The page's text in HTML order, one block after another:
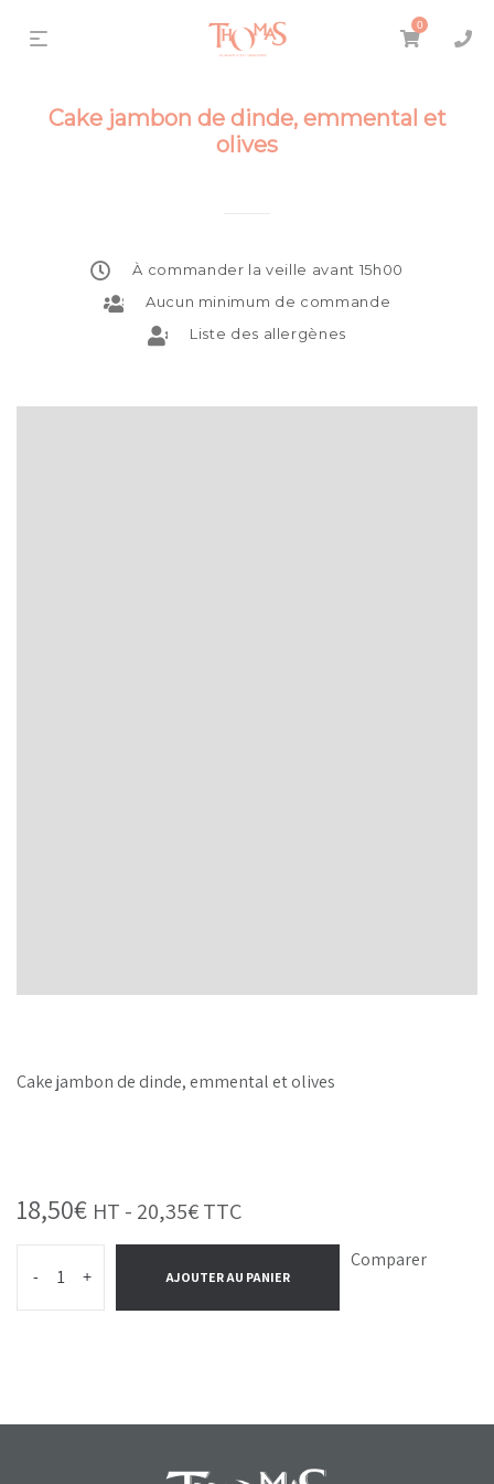
0
Cake jambon de dinde, emmental et
olives
À commander la veille avant 15h00
Aucun minimum de commande
Liste des allergènes
Cake jambon de dinde, emmental et olives
18,50€ HT - 20,35€TTC
- + AJOUTER AU PANIER
Comparer